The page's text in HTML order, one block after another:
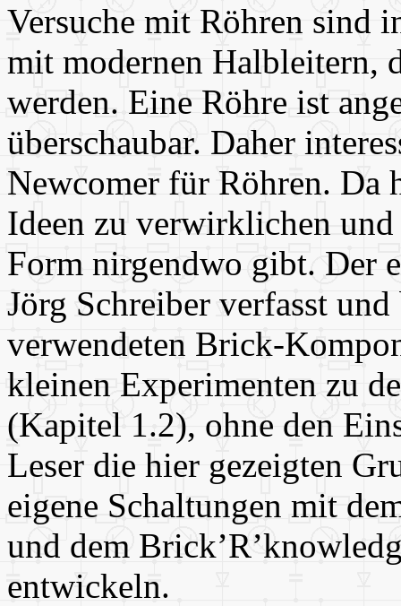
Versuche mit Röhren sind
mit modernen Halbleitern,
werden. Eine Röhre ist
überschaubar. Daher
Newcomer für Röhren. Da
Ideen zu verwirklichen und
Form nirgendwo gibt. Der
Jörg Schreiber verfasst
verwendeten Brick-
kleinen Experimenten zu
(Kapitel 1.2), ohne den
Leser die hier gezeigten
eigene Schaltungen mit
und dem
entwickeln.